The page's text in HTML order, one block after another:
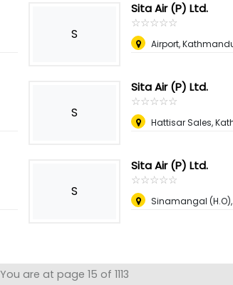
S
Sita Air (P) Ltd.
☆☆☆☆☆
★★★★★
Airport,
S
Sita Air (P) Ltd.
☆☆☆☆☆
★★★★★
Hattisar Sales,
S
Sita Air (P) Ltd.
☆☆☆☆☆
★★★★★
Sinamangal
are at page 15 of 1113